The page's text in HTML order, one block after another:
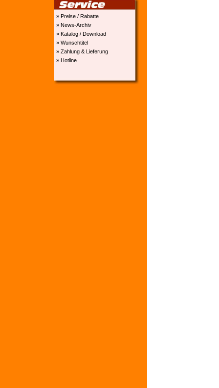
» Preise / Rabatte
» News-Archiv
» Katalog / Download
» Wunschtitel
» Zahlung & Lieferung
» Hotline